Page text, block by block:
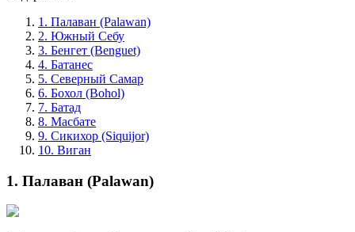
1. Палаван (Palawan)
2. Южный Себу
3. Бенгет (Benguet)
4. Батанес
5. Северный Самар
6. Бохол (Bohol)
7. Батад
8. Масбате
9. Сикихор (Siquijor)
10. Виган
1. Палаван (Palawan)